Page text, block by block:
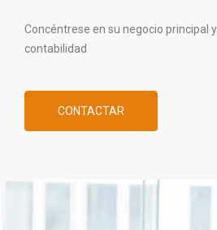
Concéntrese en su negocio principal
contabilidad
CONTACTAR